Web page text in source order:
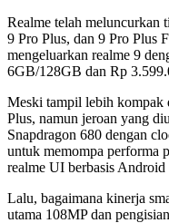
Realme telah meluncurkan
9 Pro Plus, dan 9 Pro Plus
mengeluarkan realme 9
6GB/128GB dan Rp
Meski tampil lebih kompak
Plus, namun jeroan yang
Snapdragon 680 dengan
untuk memompa performa
realme UI berbasis
Lalu, bagaimana kinerja
utama 108MP dan